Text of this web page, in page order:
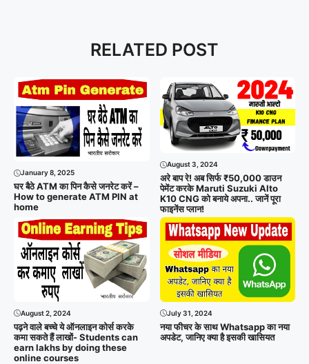
RELATED POST
January 8, 2025
घर बैठे ATM का पिन कैसे जनरेट करें –
How to generate ATM PIN at
home
August 3, 2024
अरे बाप रे! अब सिर्फ ₹50,000 डाउन
पेमेंट करके Maruti Suzuki Alto
K10 CNG को बनाये अपना.. जानें पूरा
फाइनेंस प्लान!
August 2, 2024
पढ़ने वाले बच्चे ये ऑनलाइन कोर्स करके
कमा सकते हैं लाखों- Students can
earn lakhs by doing these
online courses
July 31, 2024
नया फीचर के साथ Whatsapp का नया
अपडेट, जानिए क्या है इसकी खासियत